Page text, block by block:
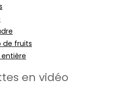
de fruits
en vidéo